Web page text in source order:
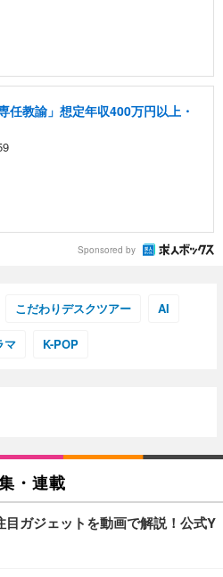
任教諭」想定年収400万円以上・
Sponsored by
こだわりデスクツアー AI
マ K-POP
・連載
目ガジェットを動画で解説！公式Y